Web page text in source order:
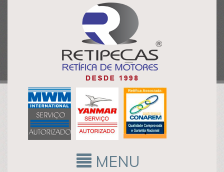
MENU